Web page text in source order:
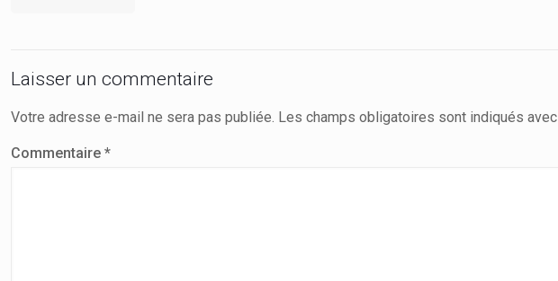
Laisser un commentaire
Votre adresse e-mail ne sera pas publiée. Les champs obligatoires sont indiqués avec
Commentaire *